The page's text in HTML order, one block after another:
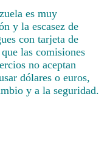
es muy
y la escasez de
con tarjeta de
las comisiones
no aceptan
dólares o euros,
y a la seguridad.